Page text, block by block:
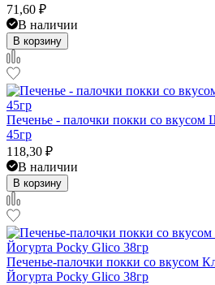
71,60 ₽
В наличии
В корзину
Печенье - палочки покки со вкусом
45гр
118,30 ₽
В наличии
В корзину
Печенье-палочки покки со вкусом
Йогурта Pocky Glico 38гр